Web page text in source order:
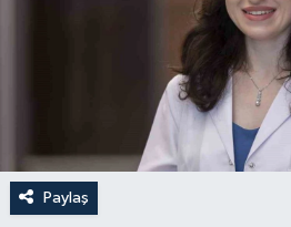
Paylaş
SPOR
YAŞAM